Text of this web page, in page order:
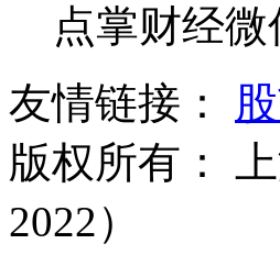
点掌财经
友情链接：
版权所有：
2022）